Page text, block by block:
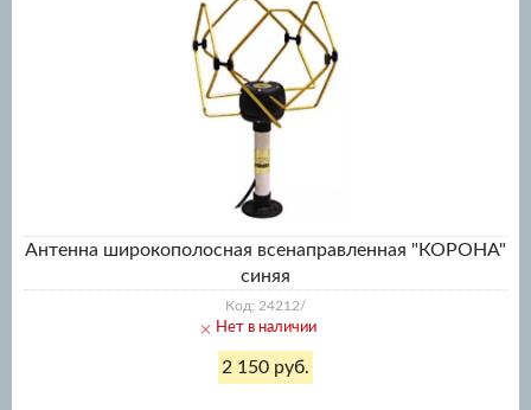
Антенна широкополосная всенаправленная "КОРОНА"
синяя
Код: 24212/
Нет в наличии
2 150 руб.